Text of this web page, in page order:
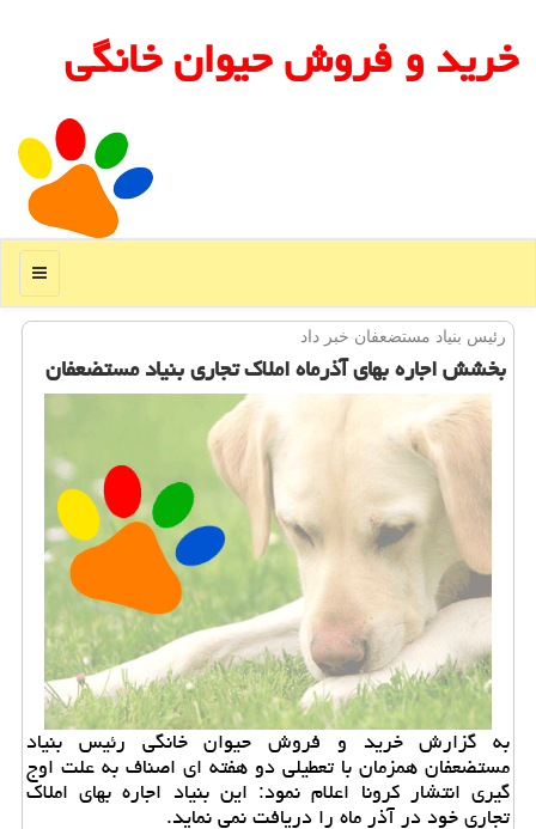
خرید و فروش حیوان خانگی
منو
رئیس بنیاد مستضعفان خبر داد
بخشش اجاره بهای آذرماه املاك تجاری بنیاد مستضعفان
به گزارش خرید و فروش حیوان خانگی رئیس بنیاد
مستضعفان همزمان با تعطیلی دو هفته ای اصناف به علت اوج
گیری انتشار كرونا اعلام نمود: این بنیاد اجاره بهای املاك
تجاری خود در آذر ماه را دریافت نمی نماید.